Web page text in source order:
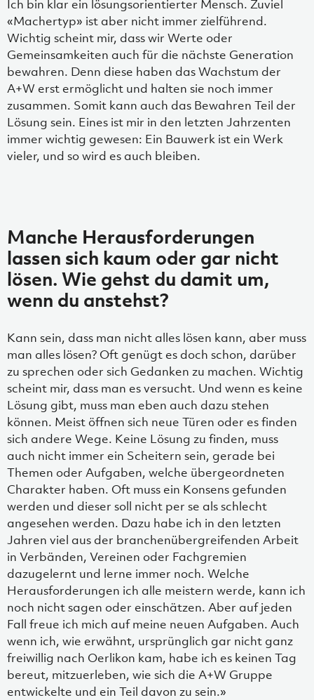
Ich bin klar ein lösungsorientierter Mensch. Zuviel
«Machertyp» ist aber nicht immer zielführend.
Wichtig scheint mir, dass wir Werte oder
Gemeinsamkeiten auch für die nächste Generation
bewahren. Denn diese haben das Wachstum der
A+W erst ermöglicht und halten sie noch immer
zusammen. Somit kann auch das Bewahren Teil der
Lösung sein. Eines ist mir in den letzten Jahrzenten
immer wichtig gewesen: Ein Bauwerk ist ein Werk
vieler, und so wird es auch bleiben.
Manche Herausforderungen
lassen sich kaum oder gar nicht
lösen. Wie gehst du damit um,
wenn du anstehst?
Kann sein, dass man nicht alles lösen kann, aber muss
man alles lösen? Oft genügt es doch schon, darüber
zu sprechen oder sich Gedanken zu machen. Wichtig
scheint mir, dass man es versucht. Und wenn es keine
Lösung gibt, muss man eben auch dazu stehen
können. Meist öffnen sich neue Türen oder es finden
sich andere Wege. Keine Lösung zu finden, muss
auch nicht immer ein Scheitern sein, gerade bei
Themen oder Aufgaben, welche übergeordneten
Charakter haben. Oft muss ein Konsens gefunden
werden und dieser soll nicht per se als schlecht
angesehen werden. Dazu habe ich in den letzten
Jahren viel aus der branchenübergreifenden Arbeit
in Verbänden, Vereinen oder Fachgremien
dazugelernt und lerne immer noch. Welche
Herausforderungen ich alle meistern werde, kann ich
noch nicht sagen oder einschätzen. Aber auf jeden
Fall freue ich mich auf meine neuen Aufgaben. Auch
wenn ich, wie erwähnt, ursprünglich gar nicht ganz
freiwillig nach Oerlikon kam, habe ich es keinen Tag
bereut, mitzuerleben, wie sich die A+W Gruppe
entwickelte und ein Teil davon zu sein.»